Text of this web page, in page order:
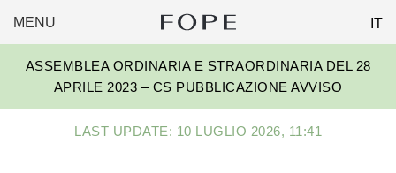
MENU
FOPE
GROUP
IT
ASSEMBLEA ORDINARIA E STRAORDINARIA DEL 28
APRILE 2023 – CS PUBBLICAZIONE AVVISO
LAST UPDATE: 10 LUGLIO 2026, 11:41